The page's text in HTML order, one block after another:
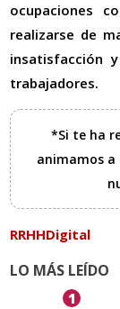
ocupaciones
realizarse de
insatisfacción
trabajadores.
*Si te ha
animamos a
RRHHDigital
LO MÁS LEÍDO
1